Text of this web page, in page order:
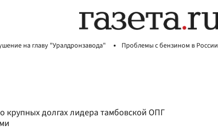
на главу "Уралдронзавода" Проблемы с бензином в России
крупных долгах лидера тамбовской ОПГ